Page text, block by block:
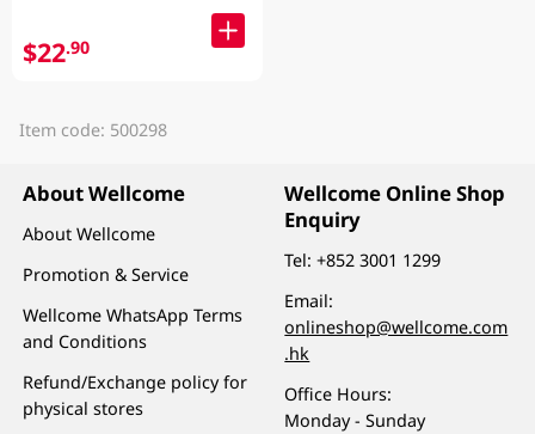
$22.90
Item code: 500298
About Wellcome
About Wellcome
Promotion & Service
Wellcome WhatsApp Terms
and Conditions
Refund/Exchange policy for
physical stores
Wellcome Online Shop
Enquiry
Tel:+852 3001 1299
Email:
onlineshop@wellcome.com
.hk
Office Hours:
Monday - Sunday